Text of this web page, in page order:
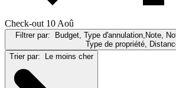
Check-out 10 Aoû
Filtrer par:
Budget, Type d'annulation,Note,
Type de propriété,
Trier par:
Le moins cher